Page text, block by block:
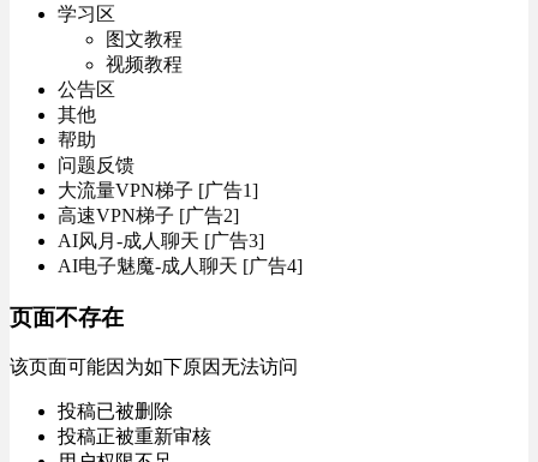
学习区
图文教程
视频教程
公告区
其他
帮助
问题反馈
大流量VPN梯子 [广告1]
高速VPN梯子 [广告2]
AI风月-成人聊天 [广告3]
AI电子魅魔-成人聊天 [广告4]
页面不存在
该页面可能因为如下原因无法访问
投稿已被删除
投稿正被重新审核